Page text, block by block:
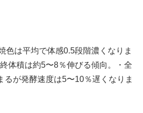
色は平均で体感0.5段階濃くなりま
体積は約5〜8％伸びる傾向。・全
るが発酵速度は5〜10％遅くなりま